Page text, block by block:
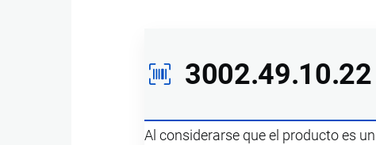
3002.49.10.22
Al considerarse que el producto es